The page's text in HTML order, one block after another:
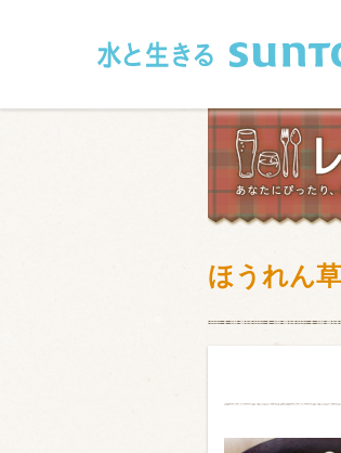
和食
フレンチ
肉
卵・乳製品
ほうれん